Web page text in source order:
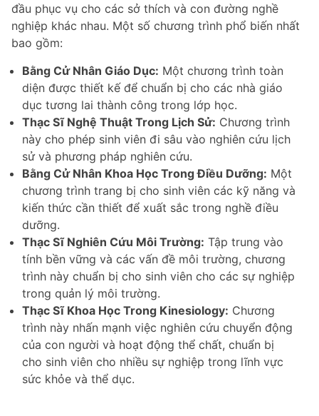
đầu phục vụ cho các sở thích và con đường nghề
nghiệp khác nhau. Một số chương trình phổ biến nhất
bao gồm:
Bằng Cử Nhân Giáo Dục: Một chương trình toàn
diện được thiết kế để chuẩn bị cho các nhà giáo
dục tương lai thành công trong lớp học.
Thạc Sĩ Nghệ Thuật Trong Lịch Sử: Chương trình
này cho phép sinh viên đi sâu vào nghiên cứu lịch
sử và phương pháp nghiên cứu.
Bằng Cử Nhân Khoa Học Trong Điều Dưỡng: Một
chương trình trang bị cho sinh viên các kỹ năng và
kiến thức cần thiết để xuất sắc trong nghề điều
dưỡng.
Thạc Sĩ Nghiên Cứu Môi Trường: Tập trung vào
tính bền vững và các vấn đề môi trường, chương
trình này chuẩn bị cho sinh viên cho các sự nghiệp
trong quản lý môi trường.
Thạc Sĩ Khoa Học Trong Kinesiology: Chương
trình này nhấn mạnh việc nghiên cứu chuyển động
của con người và hoạt động thể chất, chuẩn bị
cho sinh viên cho nhiều sự nghiệp trong lĩnh vực
sức khỏe và thể dục.